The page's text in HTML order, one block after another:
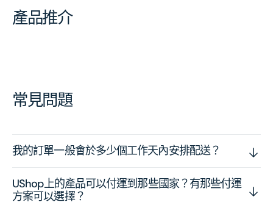
產品推介
常見問題
我的訂單一般會於多少個工作天內安排配送？
UShop上的產品可以付運到那些國家？有那些付運
方案可以選擇？